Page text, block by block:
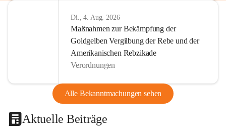
Di., 4. Aug. 2026
Maßnahmen zur Bekämpfung der
Goldgelben Vergilbung der Rebe und der
Amerikanischen Rebzikade
Verordnungen
Alle Bekanntmachungen sehen
Aktuelle Beiträge